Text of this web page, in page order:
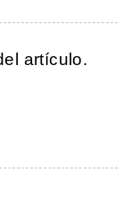
artículo.